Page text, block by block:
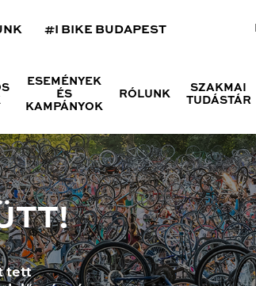
#I BIKE BUDAPEST
ESEMÉNYEK
ÉS
KAMPÁNYOK
RÓLUNK
SZAKMAI
TUDÁSTÁR
tett